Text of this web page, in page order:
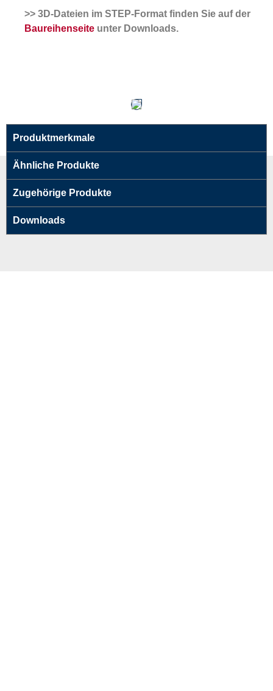
>> 3D-Dateien im STEP-Format finden Sie auf der
Baureihenseite unter Downloads.
Produktmerkmale
Ähnliche Produkte
Zugehörige Produkte
Downloads